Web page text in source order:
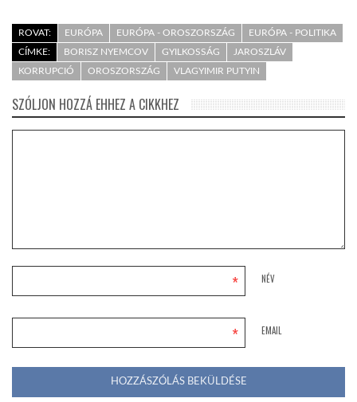
ROVAT: EURÓPA EURÓPA - OROSZORSZÁG
EURÓPA - POLITIKA
CÍMKE:
BORISZ NYEMCOV GYILKOSSÁG
JAROSZLÁV
KORRUPCIÓ
OROSZORSZÁG VLAGYIMIR PUTYIN
SZÓLJON HOZZÁ EHHEZ A CIKKHEZ
NÉV
*
EMAIL
*